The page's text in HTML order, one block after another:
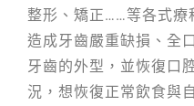
整形、矯正……等各式療
造成牙齒嚴重缺損、全
牙齒的外型，並恢復口
況，想恢復正常飲食與